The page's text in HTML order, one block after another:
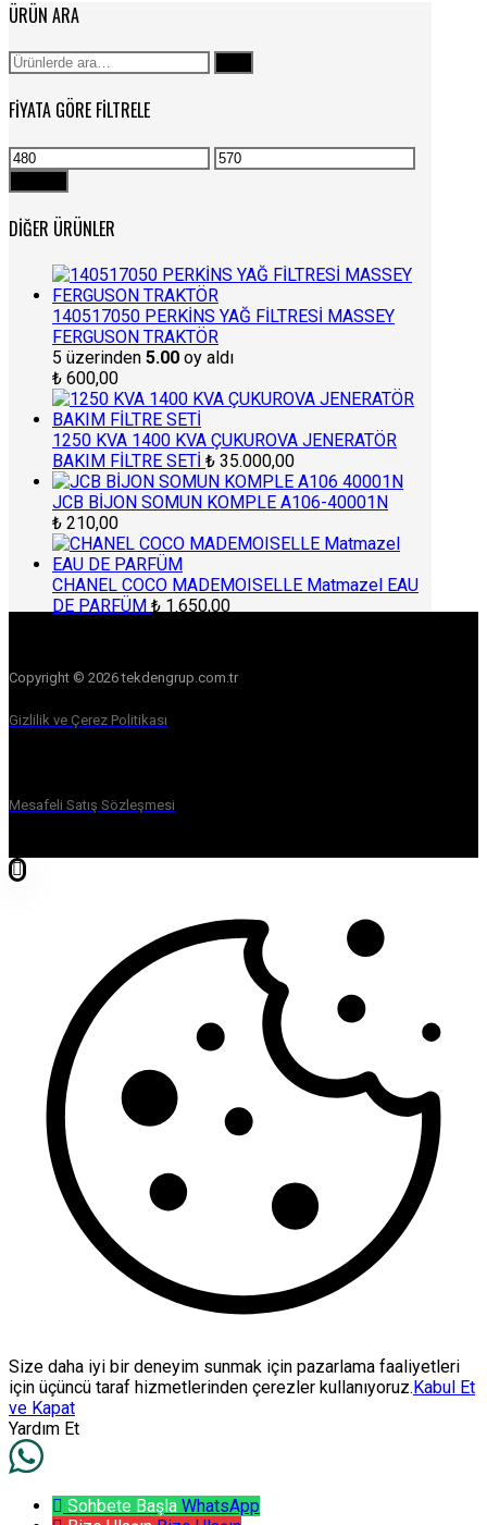
ÜRÜN ARA
Ara:
FIYATA GÖRE FILTRELE
En
düşük
fiyat
En
yüksek
DIĞER ÜRÜNLER
140517050 PERKİNS YAĞ FİLTRESİ MASSEY
FERGUSON TRAKTÖR
5 üzerinden 5.00 oy aldı
₺ 600,00
1250 KVA 1400 KVA ÇUKUROVA JENERATÖR
BAKIM FİLTRE SETİ ₺ 35.000,00
JCB BİJON SOMUN KOMPLE A106-40001N
₺ 210,00
CHANEL COCO MADEMOISELLE Matmazel EAU
DE PARFÜM ₺ 1.650,00
Copyright © 2026 tekdengrup.com.tr
Gizlilik ve Çerez Politikası
Mesafeli Satış Sözleşmesi
Size daha iyi bir deneyim sunmak için pazarlama faaliyetleri
için üçüncü taraf hizmetlerinden çerezler kullanıyoruz. Kabul Et
ve Kapat
Yardım Et
Sohbete Başla WhatsApp